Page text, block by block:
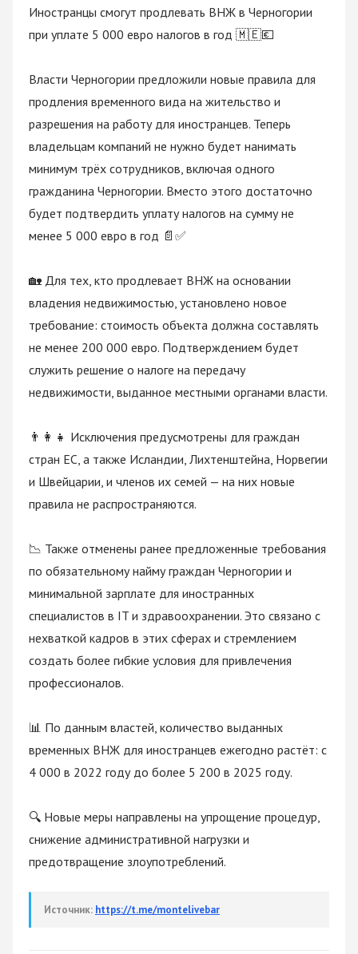
Иностранцы смогут продлевать ВНЖ в Черногории
при уплате 5 000 евро налогов в год 🇲🇪💶
Власти Черногории предложили новые правила для
продления временного вида на жительство и
разрешения на работу для иностранцев. Теперь
владельцам компаний не нужно будет нанимать
минимум трёх сотрудников, включая одного
гражданина Черногории. Вместо этого достаточно
будет подтвердить уплату налогов на сумму не
менее 5 000 евро в год 📄✅
🏡 Для тех, кто продлевает ВНЖ на основании
владения недвижимостью, установлено новое
требование: стоимость объекта должна составлять
не менее 200 000 евро. Подтверждением будет
служить решение о налоге на передачу
недвижимости, выданное местными органами власти.
👨‍👩‍👧 Исключения предусмотрены для граждан
стран ЕС, а также Исландии, Лихтенштейна, Норвегии
и Швейцарии, и членов их семей — на них новые
правила не распространяются.
📉 Также отменены ранее предложенные требования
по обязательному найму граждан Черногории и
минимальной зарплате для иностранных
специалистов в IT и здравоохранении. Это связано с
нехваткой кадров в этих сферах и стремлением
создать более гибкие условия для привлечения
профессионалов.
📊 По данным властей, количество выданных
временных ВНЖ для иностранцев ежегодно растёт: с
4 000 в 2022 году до более 5 200 в 2025 году.
🔍 Новые меры направлены на упрощение процедур,
снижение административной нагрузки и
предотвращение злоупотреблений.
Источник: https://t.me/montelivebar